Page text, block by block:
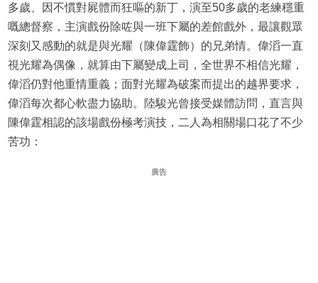
多歲、因不慣對屍體而狂嘔的新丁，演至50多歲的老練穩重
嘅總督察，主演戲份除咗與一班下屬的差館戲外，最讓觀眾
深刻又感動的就是與光耀（陳偉霆飾）的兄弟情。偉滔一直
視光耀為偶像，就算由下屬變成上司，全世界不相信光耀，
偉滔仍對他重情重義；面對光耀為破案而提出的越界要求，
偉滔每次都心軟盡力協助。陸駿光曾接受媒體訪問，直言與
陳偉霆相認的該場戲份極考演技，二人為相關場口花了不少
苦功：
廣告